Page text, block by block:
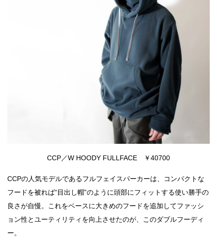
CCP／W HOODY FULLFACE ￥40700
CCPの人気モデルであるフルフェイスパーカーは、コンパクトな
フードを被れば“目出し帽”のように頭部にフィットする使い勝手の
良さが自慢。これをベースに大きめのフードを追加してファッシ
ョン性とユーティリティを向上させたのが、このダブルフーディ
ー。